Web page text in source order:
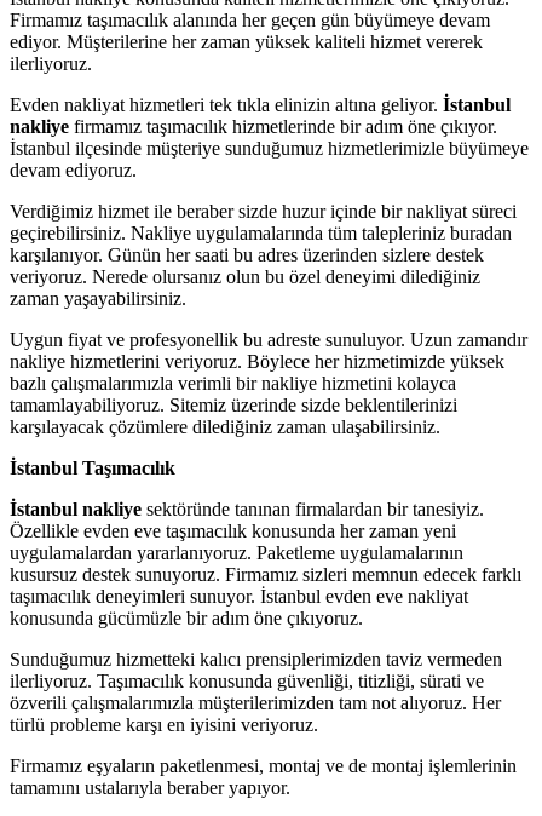
Firmamız taşımacılık alanında her geçen gün büyümeye devam
ediyor. Müşterilerine her zaman yüksek kaliteli hizmet vererek
ilerliyoruz.
Evden nakliyat hizmetleri tek tıkla elinizin altına geliyor. İstanbul
nakliye firmamız taşımacılık hizmetlerinde bir adım öne çıkıyor.
İstanbul ilçesinde müşteriye sunduğumuz hizmetlerimizle büyümeye
devam ediyoruz.
Verdiğimiz hizmet ile beraber sizde huzur içinde bir nakliyat süreci
geçirebilirsiniz. Nakliye uygulamalarında tüm talepleriniz buradan
karşılanıyor. Günün her saati bu adres üzerinden sizlere destek
veriyoruz. Nerede olursanız olun bu özel deneyimi dilediğiniz
zaman yaşayabilirsiniz.
Uygun fiyat ve profesyonellik bu adreste sunuluyor. Uzun zamandır
nakliye hizmetlerini veriyoruz. Böylece her hizmetimizde yüksek
bazlı çalışmalarımızla verimli bir nakliye hizmetini kolayca
tamamlayabiliyoruz. Sitemiz üzerinde sizde beklentilerinizi
karşılayacak çözümlere dilediğiniz zaman ulaşabilirsiniz.
İstanbul Taşımacılık
İstanbul nakliye sektöründe tanınan firmalardan bir tanesiyiz.
Özellikle evden eve taşımacılık konusunda her zaman yeni
uygulamalardan yararlanıyoruz. Paketleme uygulamalarının
kusursuz destek sunuyoruz. Firmamız sizleri memnun edecek farklı
taşımacılık deneyimleri sunuyor. İstanbul evden eve nakliyat
konusunda gücümüzle bir adım öne çıkıyoruz.
Sunduğumuz hizmetteki kalıcı prensiplerimizden taviz vermeden
ilerliyoruz. Taşımacılık konusunda güvenliği, titizliği, sürati ve
özverili çalışmalarımızla müşterilerimizden tam not alıyoruz. Her
türlü probleme karşı en iyisini veriyoruz.
Firmamız eşyaların paketlenmesi, montaj ve de montaj işlemlerinin
tamamını ustalarıyla beraber yapıyor.